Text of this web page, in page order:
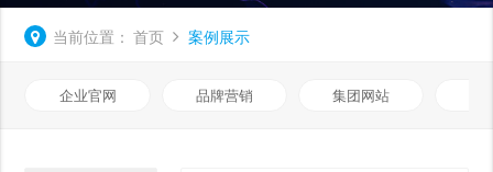
当前位置： 首页 案例展示
企业官网 品牌营销 集团网站